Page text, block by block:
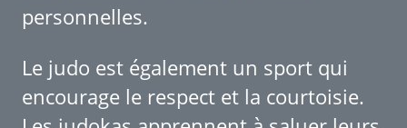
personnelles.
Le judo est également un sport qui
encourage le respect et la courtoisie.